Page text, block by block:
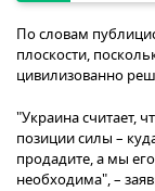
По словам
плоскости,
цивилизованно
"Украина считает,
позиции силы –
продадите, а мы
необходима", –